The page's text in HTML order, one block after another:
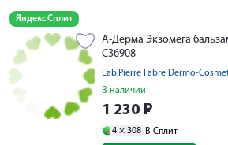
Яндекс Сплит
А-Дерма Экзомега
C36908
Lab.Pierre Fabre Dermo-
В наличии
1 230 ₽
4 × 308 В Сплит